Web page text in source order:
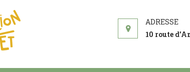
ASSOCIATION LE BILBOQUET
acteur social de développement
10 route